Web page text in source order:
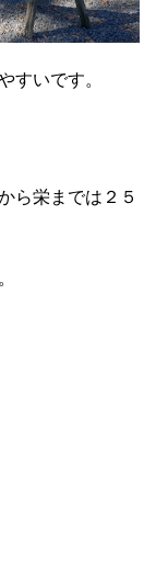
すいです。
ら栄までは２５